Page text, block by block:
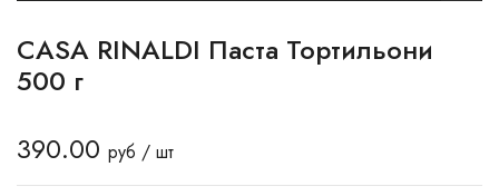
CASA RINALDI Паста Тортильони
500 г
390.00 руб / шт